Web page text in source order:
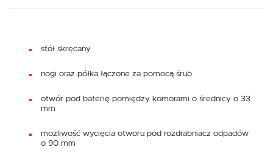
stół skręcany
nogi oraz półka łączone za pomocą śrub
otwór pod baterię pomiędzy komorami o średnicy o 33
mm
możliwość wycięcia otworu pod rozdrabniacz odpadów
o 90 mm